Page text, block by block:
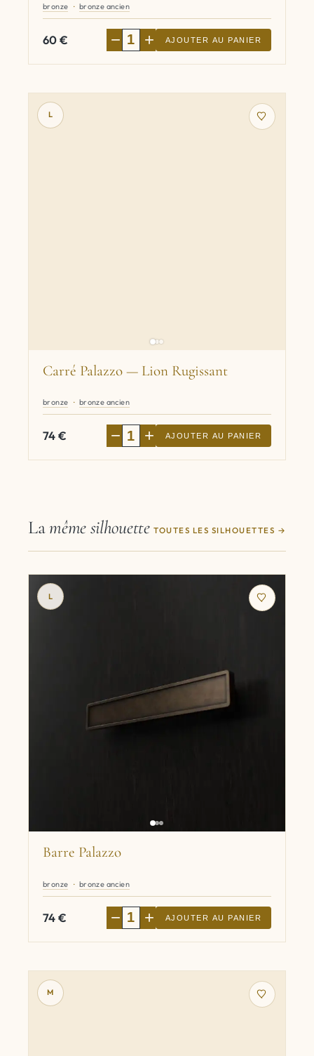
bronze bronze ancien
60€ − + AJOUTER AU PANIER
L
Carré Palazzo — Lion Rugissant
bronze bronze ancien
74€ − + AJOUTER AU PANIER
Lamême silhouette TOUTES LES SILHOUETTES
L
Barre Palazzo
bronze bronze ancien
74€ − + AJOUTER AU PANIER
M